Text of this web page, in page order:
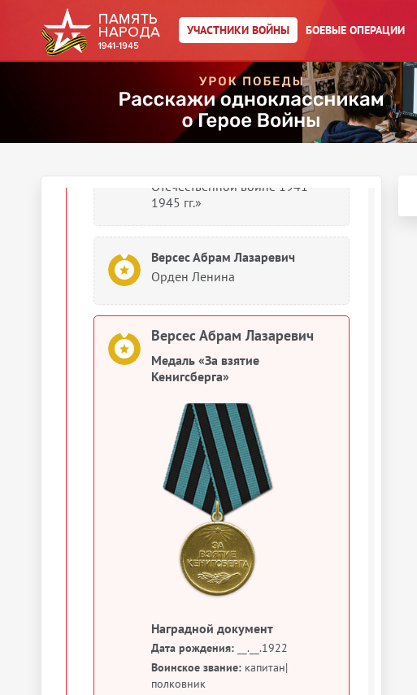
УЧАСТНИКИ ВОЙНЫ БОЕВЫЕ ОПЕРАЦИИ
Версес Абрам Лазаревич
Медаль «За взятие
Кенигсберга»
Версес Абрам Лазаревич
Отечественной войне 1941–
1945 гг.»
Версес Абрам Лазаревич
Орден Ленина
Версес Абрам Лазаревич
Медаль «За взятие
Кенигсберга»
Наградной документ
Дата рождения: __.__.1922
Воинское звание: капитан|
полковник